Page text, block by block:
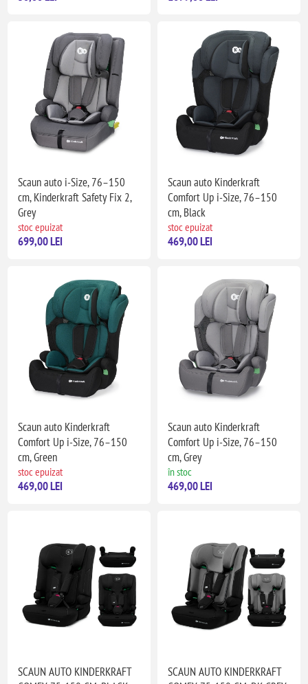
Scaun auto i-Size, 76–150
cm, Kinderkraft Safety Fix 2,
Grey
stoc epuizat
699,00 LEI
Scaun auto Kinderkraft
Comfort Up i-Size, 76–150
cm, Black
stoc epuizat
469,00 LEI
Scaun auto Kinderkraft
Comfort Up i-Size, 76–150
cm, Green
stoc epuizat
469,00 LEI
Scaun auto Kinderkraft
Comfort Up i-Size, 76–150
cm, Grey
în stoc
469,00 LEI
SCAUN AUTO KINDERKRAFT
SCAUN AUTO KINDERKRAFT